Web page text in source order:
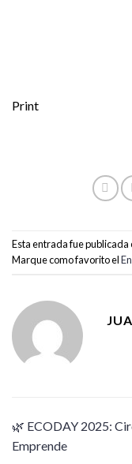
Print
Esta entrada fue publicada
Marque como favorito el
🌿 ECODAY 2025:
Emprende